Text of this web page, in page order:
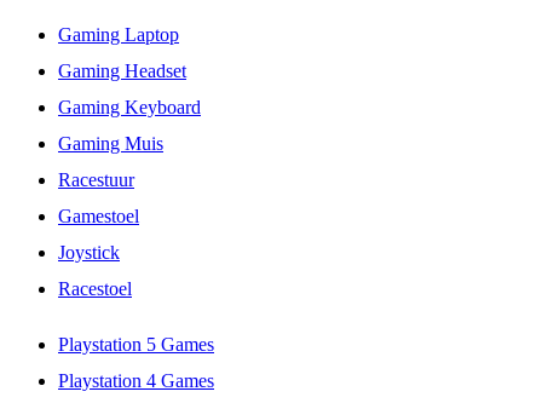
Gaming Laptop
Gaming Headset
Gaming Keyboard
Gaming Muis
Racestuur
Gamestoel
Joystick
Racestoel
Playstation 5 Games
Playstation 4 Games